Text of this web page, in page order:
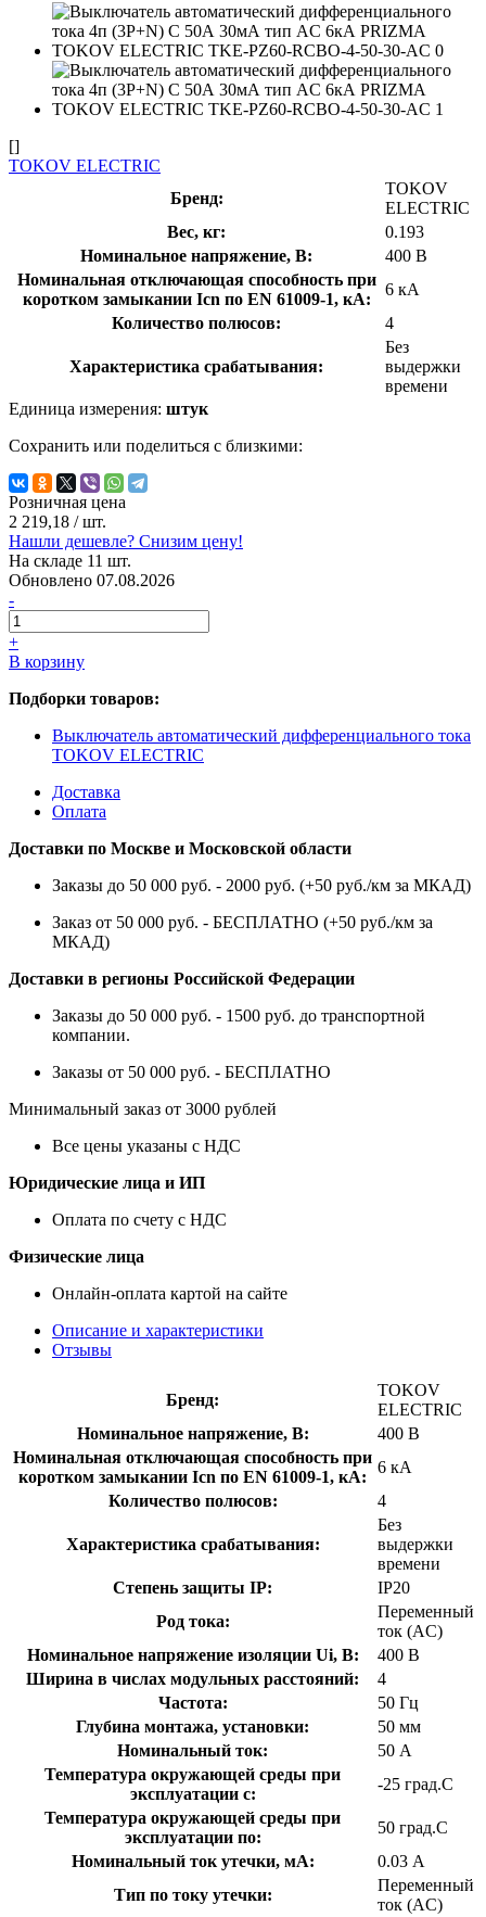
[]
TOKOV ELECTRIC
Бренд:
TOKOV
ELECTRIC
Вес, кг:
0.193
Номинальное напряжение, В:
400 В
Номинальная отключающая способность при
коротком замыкании Icn по EN 61009-1, кА:
6 кА
Количество полюсов:
4
Характеристика срабатывания:
Без
выдержки
времени
Единица измерения: штук
Сохранить или поделиться с близкими:
Розничная цена
2 219,18 / шт.
Нашли дешевле? Снизим цену!
На складе 11 шт.
Обновлено 07.08.2026
-
+
В корзину
Подборки товаров:
Выключатель автоматический дифференциального тока
TOKOV ELECTRIC
Доставка
Оплата
Доставки по Москве и Московской области
Заказы до 50 000 руб. - 2000 руб. (+50 руб./км за МКАД)
Заказ от 50 000 руб. - БЕСПЛАТНО (+50 руб./км за
МКАД)
Доставки в регионы Российской Федерации
Заказы до 50 000 руб. - 1500 руб. до транспортной
компании.
Заказы от 50 000 руб. - БЕСПЛАТНО
Минимальный заказ от 3000 рублей
Все цены указаны с НДС
Юридические лица и ИП
Оплата по счету с НДС
Физические лица
Онлайн-оплата картой на сайте
Описание и характеристики
Отзывы
Бренд:
TOKOV
ELECTRIC
Номинальное напряжение, В:
400 В
Номинальная отключающая способность при
коротком замыкании Icn по EN 61009-1, кА:
6 кА
Количество полюсов:
4
Характеристика срабатывания:
Без
выдержки
времени
Степень защиты IP:
IP20
Род тока:
Переменный
ток (AC)
Номинальное напряжение изоляции Ui, В:
400 В
Ширина в числах модульных расстояний:
4
Частота:
50 Гц
Глубина монтажа, установки:
50 мм
Номинальный ток:
50 А
Температура окружающей среды при
эксплуатации с:
-25 град.C
Температура окружающей cреды при
эксплуатации по:
50 град.C
Номинальный ток утечки, мА:
0.03 А
Тип по току утечки:
Переменный
ток (AC)